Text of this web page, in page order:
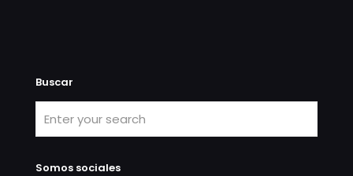
Buscar
Somos sociales